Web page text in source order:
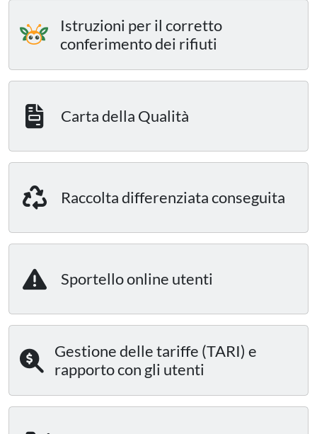
Istruzioni per il corretto
conferimento dei rifiuti
Carta della Qualità
Raccolta differenziata conseguita
Sportello online utenti
Gestione delle tariffe (TARI) e
rapporto con gli utenti